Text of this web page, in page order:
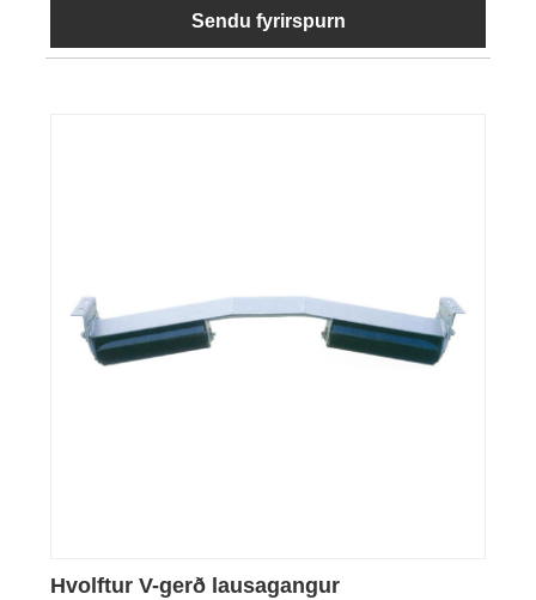
Sendu fyrirspurn
Hvolftur V-gerð lausagangur